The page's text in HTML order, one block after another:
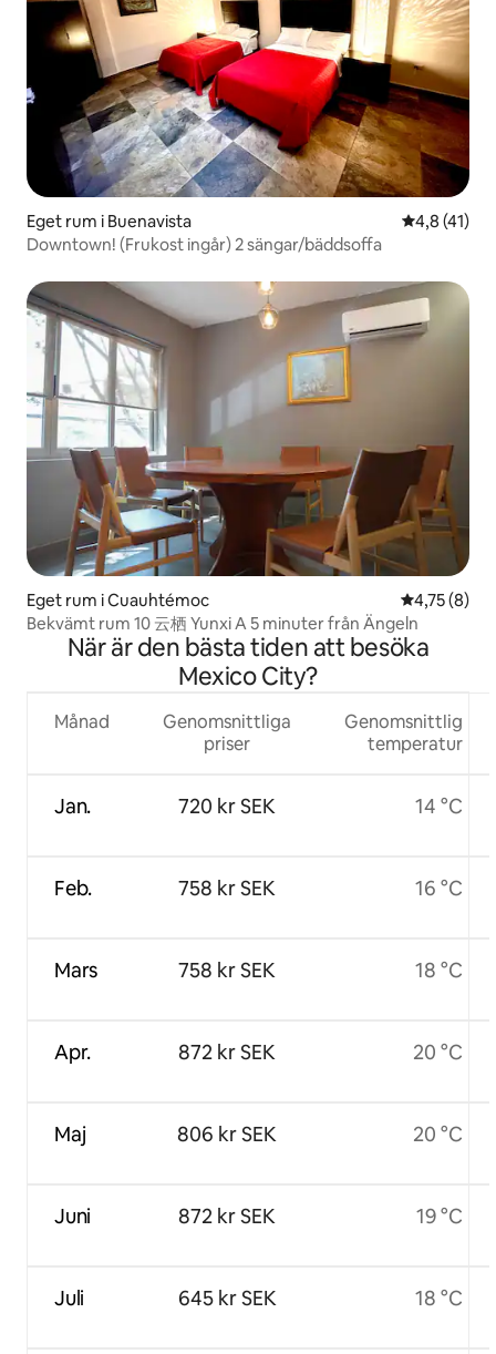
Eget rum i Buenavista 4,8 av 5 i
4,8 (41)
Downtown! (Frukost ingår) 2 sängar/bäddsoffa
Eget rum i Cuauhtémoc 4,75 av 5 i
4,75 (8)
Bekvämt rum 10 云栖 Yunxi A 5 minuter från Ängeln
När är den bästa tiden att besöka
Mexico City?
Månad
Jan.
Feb.
Mars
Apr.
Maj
Juni
Juli
Genomsnittliga
priser
720 kr SEK
758 kr SEK
758 kr SEK
872 kr SEK
806 kr SEK
872 kr SEK
645 kr SEK
Genomsnittlig
temperatur
14 °C
16 °C
18 °C
20 °C
20 °C
19 °C
18 °C